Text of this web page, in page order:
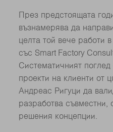
През предстоящата
възнамерява да
целта той вече работи
със Smart Factory
Систематичният поглед
проекти на клиенти от
Андреас Ригуци да
разработва съвместни,
решения концепции.